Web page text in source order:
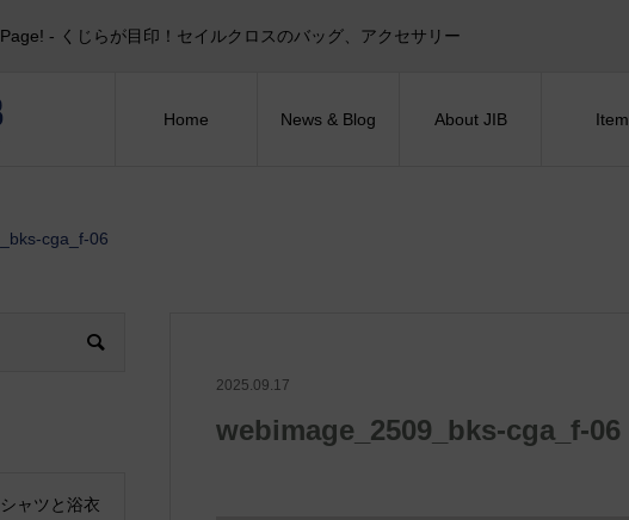
‐ くじらが目印！セイルクロスのバッグ、アクセサリー
Home News & Blog About JIB Item
cga_f-06
2025.09.17
webimage_2509_bks-cga_f-06
ャツと浴衣